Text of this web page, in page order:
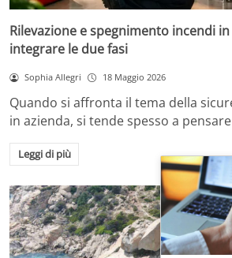
Rilevazione e spegnimento incendi
integrare le due fasi
Sophia Allegri 18 Maggio 2026
Quando si affronta il tema della
in azienda, si tende spesso a
Leggi di più